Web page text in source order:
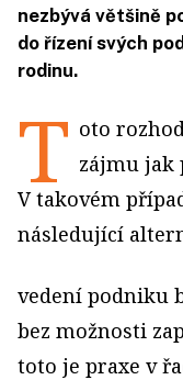
nezbývá většině
do řízení svých
rodinu.
T oto
zájmu jak
V takovém
následující
vedení podniku
bez možnosti
toto je praxe v